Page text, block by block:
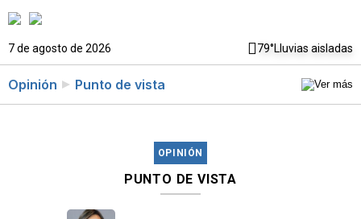
7 de agosto de 2026 79°Lluvias aisladas
Opinión Punto de vista
OPINIÓN
PUNTO DE VISTA